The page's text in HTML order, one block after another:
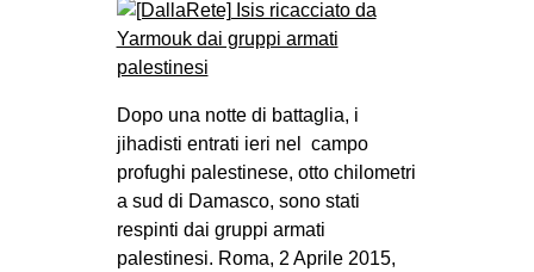
Dopo una notte di battaglia, i
jihadisti entrati ieri nel campo
profughi palestinese, otto chilometri
a sud di Damasco, sono stati
respinti dai gruppi armati
palestinesi. Roma, 2 Aprile 2015,